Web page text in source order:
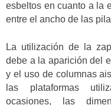
esbeltos en cuanto a la
entre el ancho de las
La utilización de la
debe a la aparición del
y el uso de columnas
las plataformas
ocasiones, las